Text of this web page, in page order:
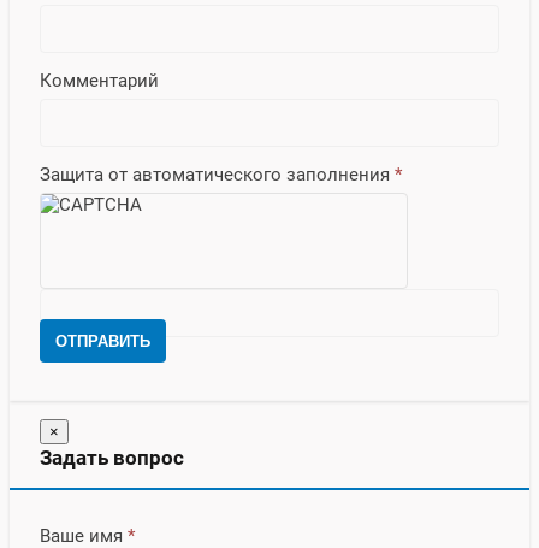
Комментарий
Защита от автоматического заполнения *
ОТПРАВИТЬ
×
Задать вопрос
Ваше имя *